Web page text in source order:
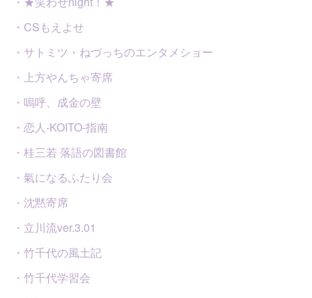
・CSもえよせ
・サトミツ・ねづっちのエンタメショー
・上方やんちゃ寄席
・嗚呼、成金の壁
・恋人-KOITO-指南
・桂三若 落語の図書館
・氣になるふたり会
・沈黙寄席
・立川流ver.3.01
・竹千代の風土記
・竹千代学習会